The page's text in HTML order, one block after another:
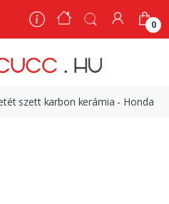
0
szett karbon kerámia - Honda |
0